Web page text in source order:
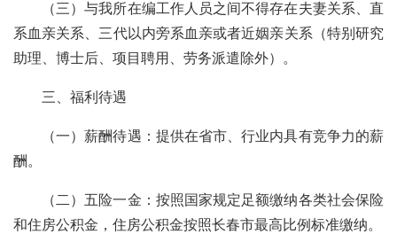
（三）与我所在编工作人员之间不得存在夫妻关系、直
系血亲关系、三代以内旁系血亲或者近姻亲关系（特别研究
助理、博士后、项目聘用、劳务派遣除外）。
三、福利待遇
（一）薪酬待遇：提供在省市、行业内具有竞争力的薪
酬。
（二）五险一金：按照国家规定足额缴纳各类社会保险
和住房公积金，住房公积金按照长春市最高比例标准缴纳。